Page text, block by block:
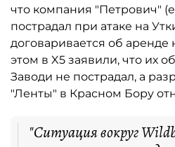
что компания "Петрович"
пострадал при атаке на
договаривается об
этом в X5 заявили, что их
Заводи не пострадал, а
"Ленты" в Красном Бору
"Ситуация вокруг